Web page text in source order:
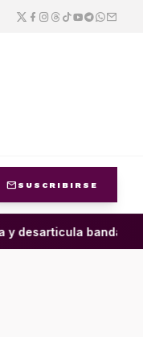
mail SUSCRIBIRSE
banda